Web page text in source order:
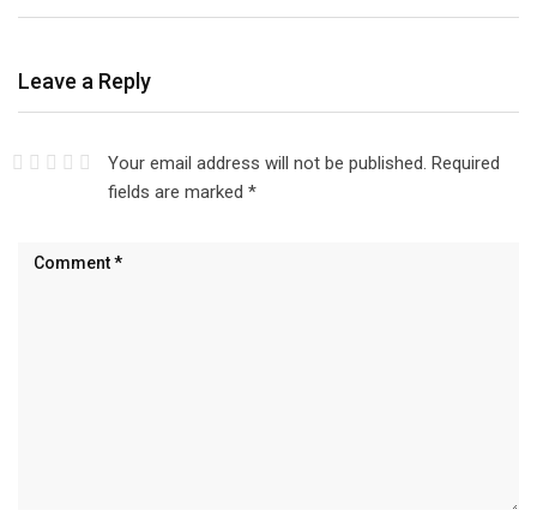
Leave a Reply
Your email address will not be published. Required
fields are marked *